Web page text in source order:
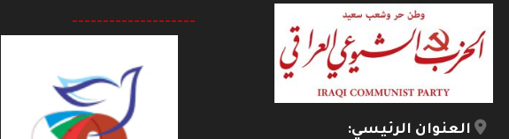
العنوان الرئيسي:
--------------------